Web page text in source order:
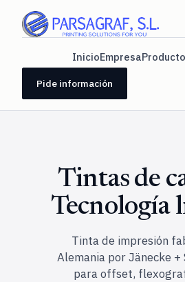
InicioEmpresa
Pide información
Tintas de
Tecnología
Tinta de impresión
Alemania por Jänecke +
para offset,